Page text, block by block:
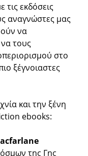
τις εκδόσεις
αναγνώστες μας
να
τους
στο
ξέγνοιαστες
και την ξένη
ebooks:
της Γης